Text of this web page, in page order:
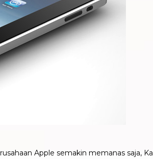
Apple semakin memanas saja,